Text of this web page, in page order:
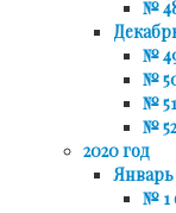
№
№
№
№
№
2020 год
Январь
№ 1